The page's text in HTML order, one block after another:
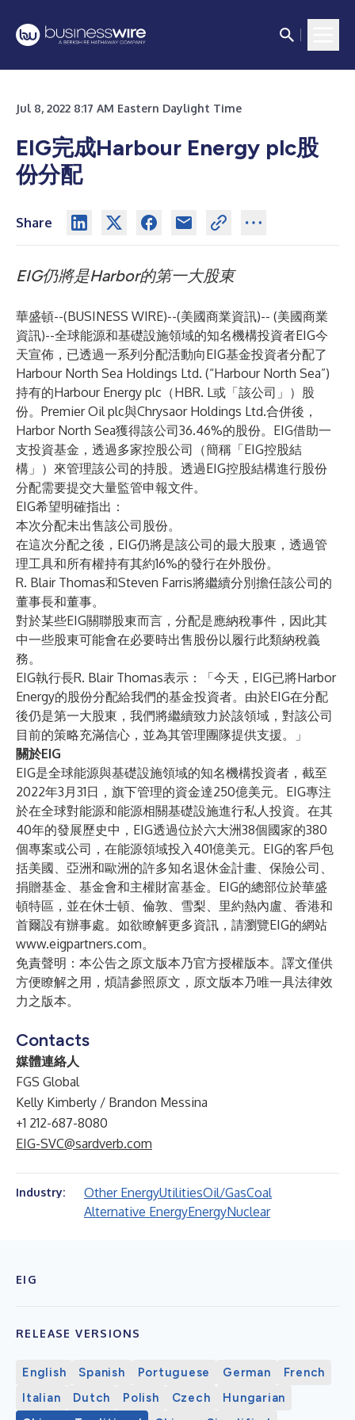
Jul 8, 2022 8:17 AM Eastern Daylight Time
EIG完成Harbour Energy plc股
份分配
Share
EIG仍將是Harbor的第一大股東
華盛頓--(BUSINESS WIRE)--(美國商業資訊)-- (美國商業
資訊)--全球能源和基礎設施領域的知名機構投資者EIG今
天宣佈，已透過一系列分配活動向EIG基金投資者分配了
Harbour North Sea Holdings Ltd. (“Harbour North Sea”)
持有的Harbour Energy plc（HBR. L或「該公司」）股
份。Premier Oil plc與Chrysaor Holdings Ltd.合併後，
Harbor North Sea獲得該公司36.46%的股份。EIG借助一
支投資基金，透過多家控股公司（簡稱「EIG控股結
構」）來管理該公司的持股。透過EIG控股結構進行股份
分配需要提交大量監管申報文件。
EIG希望明確指出：
本次分配未出售該公司股份。
在這次分配之後，EIG仍將是該公司的最大股東，透過管
理工具和所有權持有其約16%的發行在外股份。
R. Blair Thomas和Steven Farris將繼續分別擔任該公司的
董事長和董事。
對於某些EIG關聯股東而言，分配是應納稅事件，因此其
中一些股東可能會在必要時出售股份以履行此類納稅義
務。
EIG執行長R. Blair Thomas表示：「今天，EIG已將Harbor
Energy的股份分配給我們的基金投資者。由於EIG在分配
後仍是第一大股東，我們將繼續致力於該領域，對該公司
目前的策略充滿信心，並為其管理團隊提供支援。」
關於EIG
EIG是全球能源與基礎設施領域的知名機構投資者，截至
2022年3月31日，旗下管理的資金達250億美元。EIG專注
於在全球對能源和能源相關基礎設施進行私人投資。在其
40年的發展歷史中，EIG透過位於六大洲38個國家的380
個專案或公司，在能源領域投入401億美元。EIG的客戶包
括美國、亞洲和歐洲的許多知名退休金計畫、保險公司、
捐贈基金、基金會和主權財富基金。EIG的總部位於華盛
頓特區，並在休士頓、倫敦、雪梨、里約熱內盧、香港和
首爾設有辦事處。如欲瞭解更多資訊，請瀏覽EIG的網站
www.eigpartners.com。
免責聲明：本公告之原文版本乃官方授權版本。譯文僅供
方便瞭解之用，煩請參照原文，原文版本乃唯一具法律效
力之版本。
Contacts
媒體連絡人
FGS Global
Kelly Kimberly / Brandon Messina
+1 212-687-8080
EIG-SVC@sardverb.com
Industry: Other EnergyUtilitiesOil/GasCoal
Alternative EnergyEnergyNuclear
EIG
RELEASE VERSIONS
English Spanish Portuguese German
French
Italian
Dutch Polish Czech
Hungarian